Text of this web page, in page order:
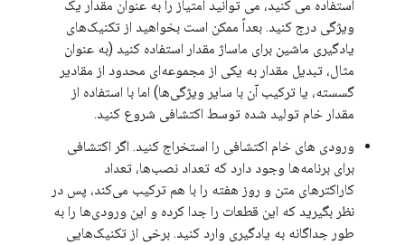
استفاده می کنید، می توانید امتیاز را به عنوان مقدار یک
ویژگی درج کنید. بعداً ممکن است بخواهید از تکنیک‌های
یادگیری ماشین برای ماساژ مقدار استفاده کنید (به عنوان
مثال، تبدیل مقدار به یکی از مجموعه‌ای محدود از مقادیر
گسسته، یا ترکیب آن با سایر ویژگی‌ها) اما با استفاده از
مقدار خام تولید شده توسط اکتشافی شروع کنید.
ورودی های خام اکتشافی را استخراج کنید. اگر اکتشافی
برای برنامه‌ها وجود دارد که تعداد نصب‌ها، تعداد
کاراکترهای متن و روز هفته را با هم ترکیب می‌کند، پس در
نظر بگیرید که این قطعات را جدا کرده و این ورودی‌ها را به
طور جداگانه به یادگیری وارد کنید. برخی از تکنیک‌هایی